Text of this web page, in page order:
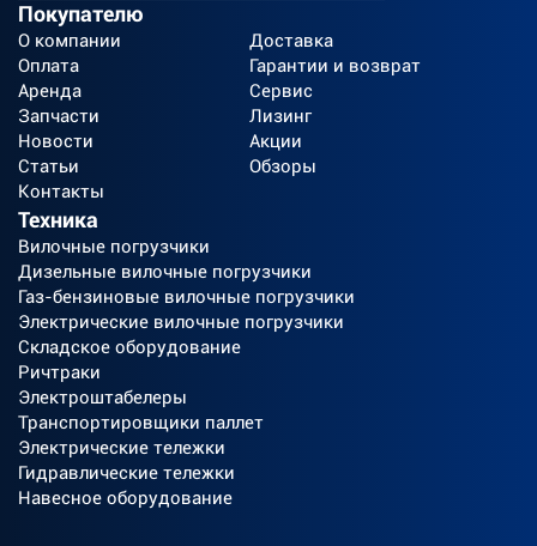
Покупателю
О компании
Доставка
Оплата
Гарантии и возврат
Аренда
Сервис
Запчасти
Лизинг
Новости
Акции
Статьи
Обзоры
Контакты
Техника
Вилочные погрузчики
Дизельные вилочные погрузчики
Газ-бензиновые вилочные погрузчики
Электрические вилочные погрузчики
Складское оборудование
Ричтраки
Электроштабелеры
Транспортировщики паллет
Электрические тележки
Гидравлические тележки
Навесное оборудование